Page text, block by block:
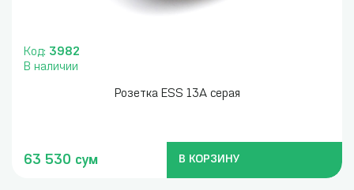
Код: 3982
В наличии
Розетка ESS 13А серая
63 530 сум В КОРЗИНУ